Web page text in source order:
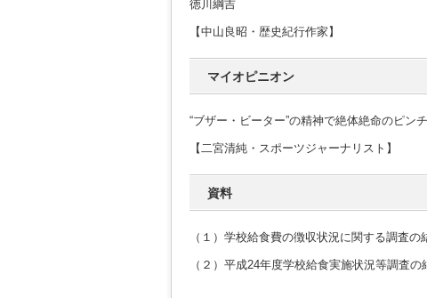
徳川綱吉
【中山良昭・歴史紀行作家】
マイオピニオン
“ブザー・ビーター”の精神で絶体絶命のピン
【二宮清純・スポーツジャーナリスト】
資料
（１）学校給食費の徴収状況に関する調査の
（２）平成24年度学校給食実施状況等調査の